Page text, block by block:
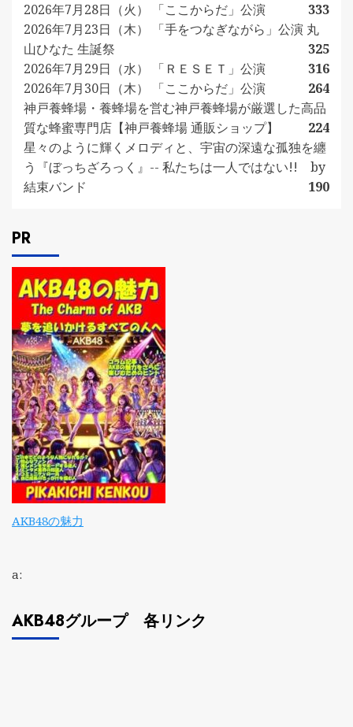
2026年7月28日（火） 「ここからだ」公演
333
2026年7月23日（木） 「手をつなぎながら」公演 丸
山ひなた 生誕祭
325
2026年7月29日（水） 「ＲＥＳＥＴ」公演
316
2026年7月30日（木） 「ここからだ」公演
264
神戸養蜂場・養蜂場を営む神戸養蜂場が厳選した高品
質な蜂蜜専門店【神戸養蜂場 通販ショップ】
224
星々のように輝くメロディと、宇宙の深遠な孤独を纏
う『ぼっちざろっく』-- 私たちは一人ではない!! by
結束バンド
190
PR
AKB48の魅力
a:
AKB48グループ 各リンク